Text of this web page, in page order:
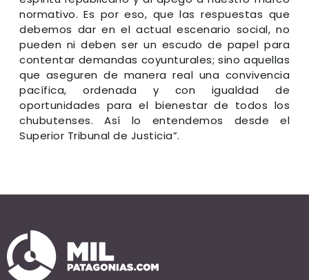
normativo. Es por eso, que las respuestas que
debemos dar en el actual escenario social, no
pueden ni deben ser un escudo de papel para
contentar demandas coyunturales; sino aquellas
que aseguren de manera real una convivencia
pacífica, ordenada y con igualdad de
oportunidades para el bienestar de todos los
chubutenses. Así lo entendemos desde el
Superior Tribunal de Justicia”.